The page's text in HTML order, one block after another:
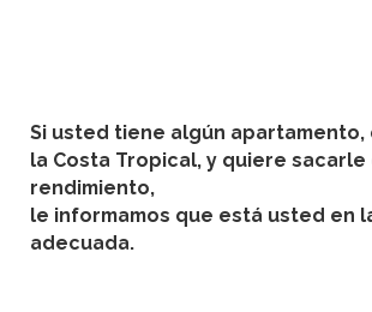
Si usted tiene algún apartamento,
la Costa Tropical, y quiere sacarle
rendimiento,
le informamos que está usted en
adecuada.